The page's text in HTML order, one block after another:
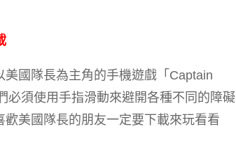
國隊長為主角的手機遊戲「Captain
必須使用手指滑動來避開各種不同的障礙
美國隊長的朋友一定要下載來玩看看